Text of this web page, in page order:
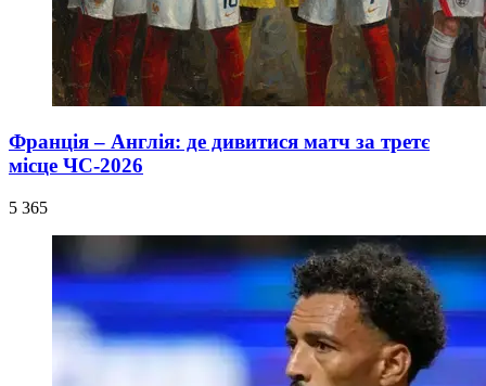
Франція – Англія: де дивитися матч за третє
місце ЧС-2026
5 365